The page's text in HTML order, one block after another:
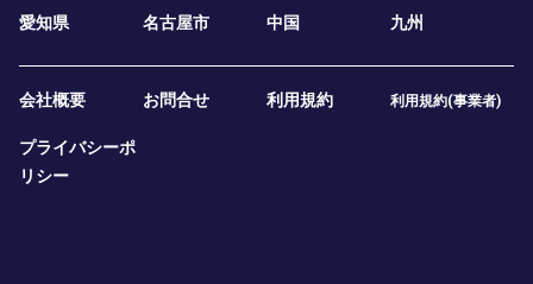
愛知県
名古屋市 中国 九州
会社概要 お問合せ 利用規約 利用規約(事業者)
プライバシーポ
リシー